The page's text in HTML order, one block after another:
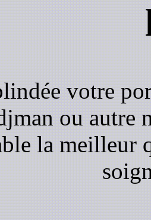
votre
ou autre
la meilleur